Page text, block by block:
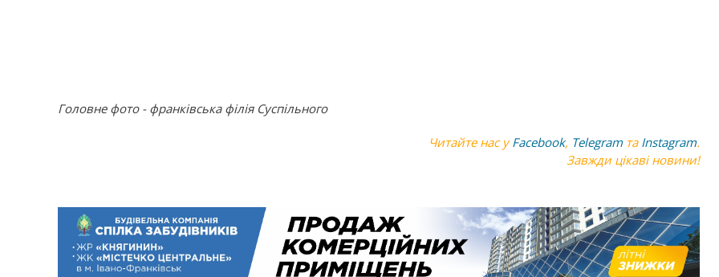
Головне фото - франківська філія Суспільного
Читайте нас уFacebook, Telegramта Instagram.
Завжди цікаві новини!